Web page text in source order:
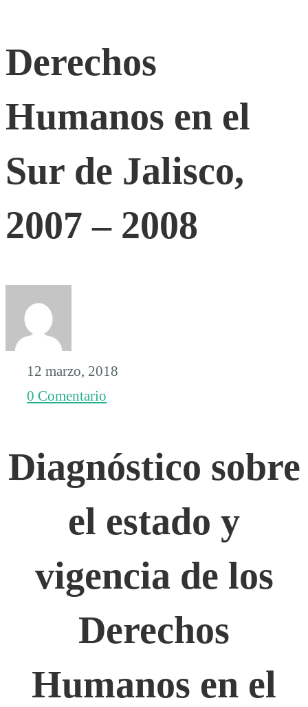
en
el
Sur
de
2007
–
2008
Derechos
Humanos en el
Sur de Jalisco,
2007 – 2008
12 marzo, 2018
0 Comentario
Diagnóstico sobre
el estado y
vigencia de los
Derechos
Humanos en el